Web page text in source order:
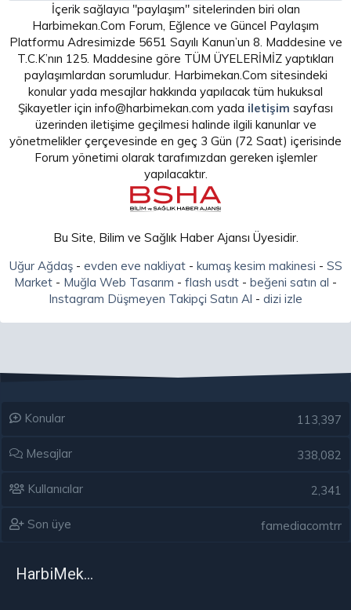
İçerik sağlayıcı "paylaşım" sitelerinden biri olan
Harbimekan.Com Forum, Eğlence ve Güncel Paylaşım
Platformu Adresimizde 5651 Sayılı Kanun’un 8. Maddesine ve
T.C.K’nın 125. Maddesine göre TÜM ÜYELERİMİZ yaptıkları
paylaşımlardan sorumludur. Harbimekan.Com sitesindeki
konular yada mesajlar hakkında yapılacak tüm hukuksal
Şikayetler için info@harbimekan.com yada iletişim sayfası
üzerinden iletişime geçilmesi halinde ilgili kanunlar ve
yönetmelikler çerçevesinde en geç 3 Gün (72 Saat) içerisinde
Forum yönetimi olarak tarafımızdan gereken işlemler
yapılacaktır.
Bu Site, Bilim ve Sağlık Haber Ajansı Üyesidir.
Uğur Ağdaş- evden eve nakliyat- kumaş kesim makinesi - SS
Market - Muğla Web Tasarım - flash usdt - beğeni satın al -
Instagram Düşmeyen Takipçi Satın Al - dizi izle
Konular 113,397
Mesajlar 338,082
Kullanıcılar 2,341
Son üye famediacomtrr
HarbiMekân